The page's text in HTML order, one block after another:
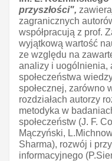
przyszłości",
zagranicznych
współpracują z prof.
wyjątkową wartość
ze względu na
analizy i uogólnienia,
społeczeństwa
społecznej, zarówno
rozdziałach autorzy
metodyka w
społeczeństw (J. F.
Mączyński,
Sharma), rozwój i
informacyjnego